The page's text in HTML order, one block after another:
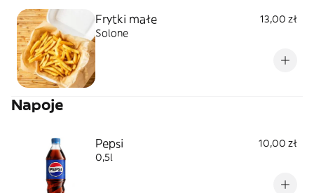
Frytki małe
13,00 zł
Solone
Napoje
Pepsi
10,00 zł
0,5l